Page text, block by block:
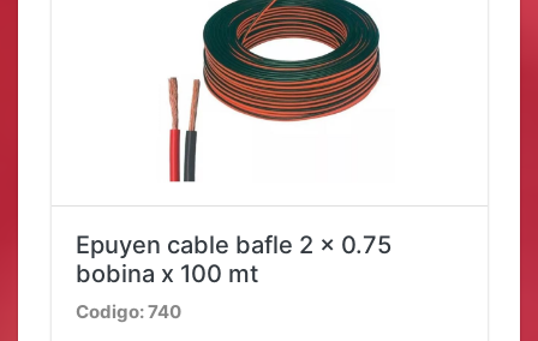
Epuyen cable bafle 2 x 0.75
bobina x 100 mt
Codigo: 740